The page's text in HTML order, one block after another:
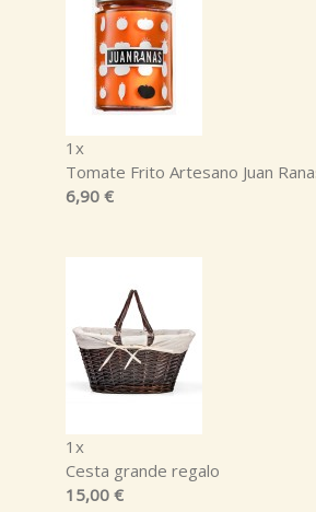
1x
Tomate Frito Artesano Juan
6,90 €
1x
Cesta grande regalo
15,00 €